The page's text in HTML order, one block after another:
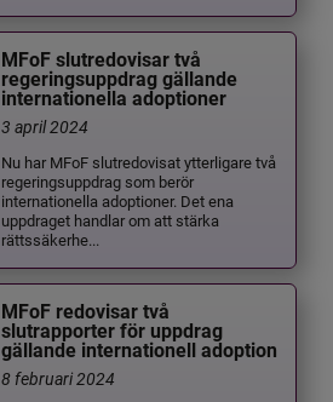
MFoF slutredovisar två
regeringsuppdrag gällande
internationella adoptioner
3 april 2024
Nu har MFoF slutredovisat ytterligare två
regeringsuppdrag som berör
internationella adoptioner. Det ena
uppdraget handlar om att stärka
rättssäkerhe...
MFoF redovisar två
slutrapporter för uppdrag
gällande internationell adoption
8 februari 2024